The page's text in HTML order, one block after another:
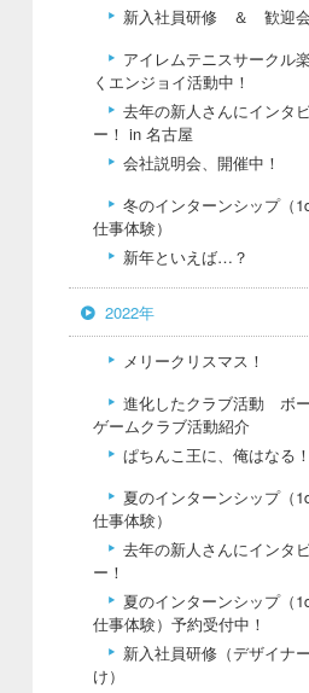
新入社員研修 ＆ 歓迎会
アイレムテニスサークル
くエンジョイ活動中！
去年の新人さんにインタ
ー！ in 名古屋
会社説明会、開催中！
冬のインターンシップ（
仕事体験）
新年といえば…？
2022年
メリークリスマス！
進化したクラブ活動 ボ
ゲームクラブ活動紹介
ぱちんこ王に、俺はなる！
夏のインターンシップ（
仕事体験）
去年の新人さんにインタ
ー！
夏のインターンシップ（
仕事体験）予約受付中！
新入社員研修（デザイナ
け）